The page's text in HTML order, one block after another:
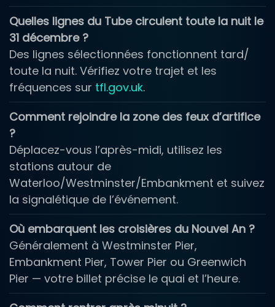
Quelles lignes du Tube circulent toute la nuit le
31 décembre ?
Des lignes sélectionnées fonctionnent tard/
toute la nuit. Vérifiez votre trajet et les
fréquences sur tfl.gov.uk.
Comment rejoindre la zone des feux d’artifice
?
Déplacez-vous l’après-midi, utilisez les
stations autour de
Waterloo/Westminster/Embankment et suivez
la signalétique de l’événement.
Où embarquent les croisières du Nouvel An ?
Généralement à Westminster Pier,
Embankment Pier, Tower Pier ou Greenwich
Pier — votre billet précise le quai et l’heure.